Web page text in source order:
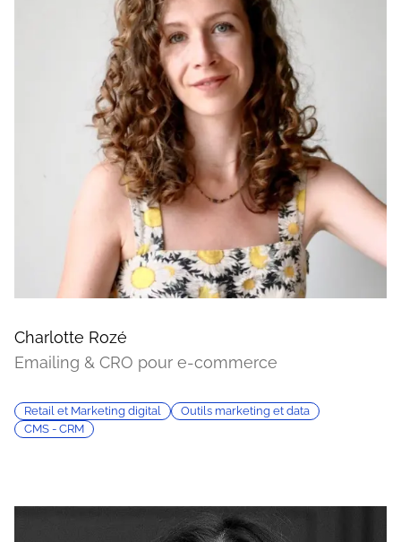
Charlotte Rozé
Emailing & CRO pour e-commerce
Retail et Marketing digital
Outils marketing et data
CMS - CRM